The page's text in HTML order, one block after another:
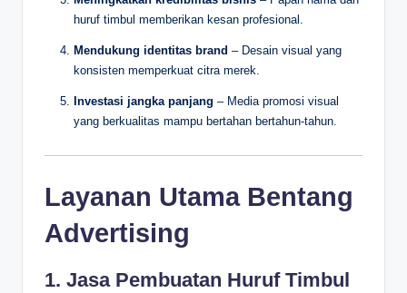
huruf timbul memberikan kesan profesional.
Mendukung identitas brand – Desain visual yang
konsisten memperkuat citra merek.
Investasi jangka panjang – Media promosi visual
yang berkualitas mampu bertahan bertahun-tahun.
Layanan Utama Bentang
Advertising
1. Jasa Pembuatan Huruf Timbul